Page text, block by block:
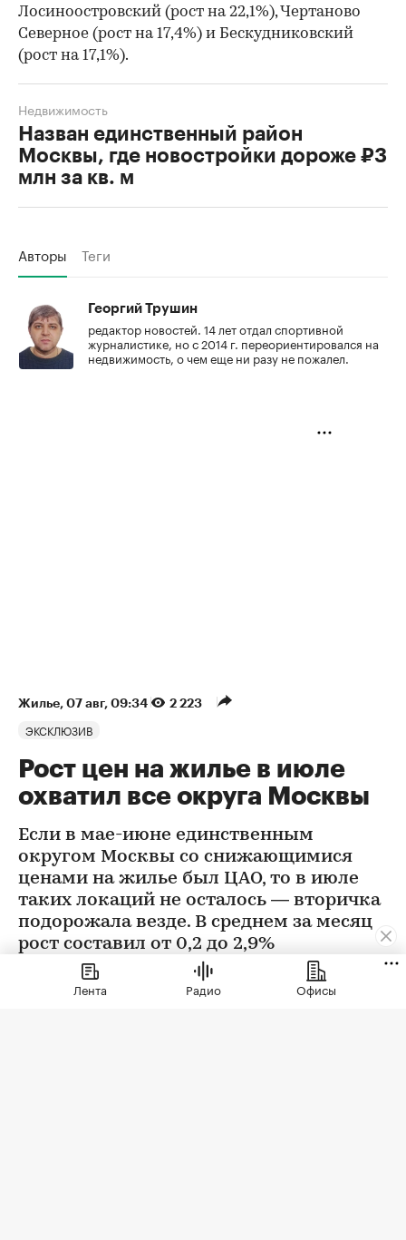
Лосиноостровский (рост на 22,1%), Чертаново
Северное (рост на 17,4%) и Бескудниковский
(рост на 17,1%).
Назван единственный район
Москвы, где новостройки дороже ₽3
млн за кв. м
Недвижимость
Авторы Теги
Георгий Трушин
редактор новостей. 14 лет отдал спортивной
журналистике, но с 2014 г. переориентировался на
недвижимость, о чем еще ни разу не пожалел.
Жилье⁠, 07 авг, 09:34 2 223
ЭКСКЛЮЗИВ
Рост цен на жилье в июле
охватил все округа Москвы
Если в мае-июне единственным
округом Москвы со снижающимися
ценами на жилье был ЦАО, то в июле
таких локаций не осталось — вторичка
подорожала везде. В среднем за месяц
рост составил от 0,2 до 2,9%
Лента Радио Офисы